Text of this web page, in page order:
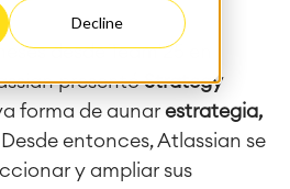
Decline
desde Team'25 en
presentóStrategy
forma de aunar estrategia,
Desde entonces, Atlassian se
y ampliar sus